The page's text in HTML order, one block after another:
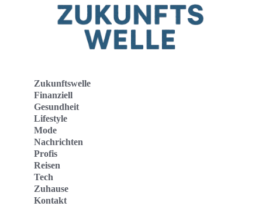
Zukunftswelle
Finanziell
Gesundheit
Lifestyle
Mode
Nachrichten
Profis
Reisen
Tech
Zuhause
Kontakt